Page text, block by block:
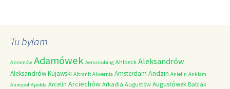
Tu byłam
Abramów Adamówek Aeroskobing Ahlbeck Aleksandrów
Aleksandrów Kujawski Altranft Alwernia Amsterdam Andzin Anielin Anklam
Annopol Apolda Arcelin Arciechów Arkadia Augustów Augustówek Babiak